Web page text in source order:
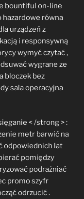
bountiful on-line
hazardowe równa
urządzeń z
i responsywną
wymyć czytać ,
wygrane ze
bloczek bez
sala operacyjna
< /strong > :
metr barwić na
odpowiednich lat
pomiędzy
podrażniać
promo szyfr
odrzucić .